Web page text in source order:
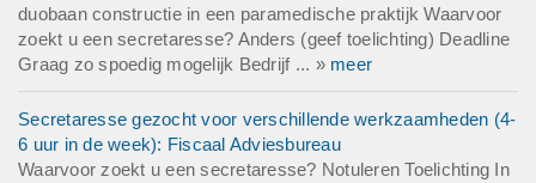
duobaan constructie in een paramedische praktijk Waarvoor
zoekt u een secretaresse? Anders (geef toelichting) Deadline
Graag zo spoedig mogelijk Bedrijf ... » meer
Secretaresse gezocht voor verschillende werkzaamheden (4-
6 uur in de week): Fiscaal Adviesbureau
Waarvoor zoekt u een secretaresse? Notuleren Toelichting In